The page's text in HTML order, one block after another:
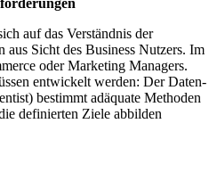
auf das Verständnis der
Sicht des Business Nutzers. Im
oder Marketing Managers.
entwickelt werden: Der Daten-
bestimmt adäquate Methoden
definierten Ziele abbilden